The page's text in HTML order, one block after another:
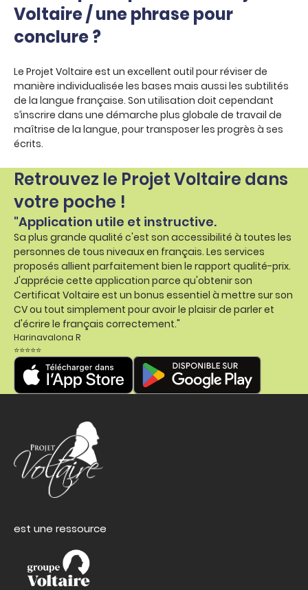
Voltaire / une phrase pour
conclure ?
Le Projet Voltaire est un excellent outil pour réviser de
manière individualisée les bases mais aussi les subtilités
de la langue française. Son utilisation doit cependant
s’inscrire dans une démarche plus globale de travail de
maîtrise de la langue, pour transposer les progrès à ses
écrits.
Retrouvez le Projet Voltaire dans
votre poche !
"Application utile et instructive.
Sa plus grande qualité c'est son accessibilité à toutes les
personnes de tous niveaux en français. Les services
proposés allient parfaitement bien le rapport qualité-prix.
J'apprécie cette application parce qu'obtenir son
Certificat Voltaire est un bonus essentiel à mettre sur son
CV ou tout simplement pour avoir le plaisir de parler et
d'écrire le français correctement."
Harinavalona R
⭐⭐⭐⭐⭐
est une ressource